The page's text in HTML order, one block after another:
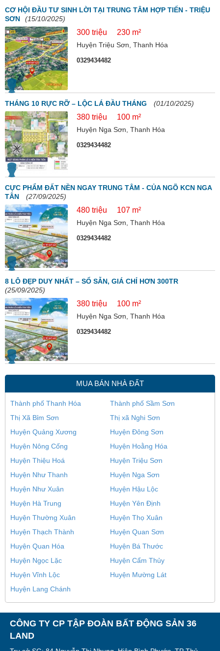
CƠ HỘI ĐẦU TƯ SINH LỜI TẠI TRUNG TÂM HỢP TIẾN - TRIỆU
SƠN
(15/10/2025)
300 triệu 230 m²
Huyện Triệu Sơn, Thanh Hóa
0329434482
THÁNG 10 RỰC RỠ – LỘC LÁ ĐẦU THÁNG (01/10/2025)
380 triệu 100 m²
Huyện Nga Sơn, Thanh Hóa
0329434482
CỰC PHẨM ĐẤT NỀN NGAY TRUNG TÂM - CỦA NGÕ KCN NGA
TÂN
(27/09/2025)
480 triệu 107 m²
Huyện Nga Sơn, Thanh Hóa
0329434482
8 LÔ ĐẸP DUY NHẤT – SỔ SẴN, GIÁ CHỈ HƠN 300TR
(25/09/2025)
380 triệu 100 m²
Huyện Nga Sơn, Thanh Hóa
0329434482
MUA BÁN NHÀ ĐẤT
Thành phố Thanh Hóa
Thành phố Sầm Sơn
Thị Xã Bỉm Sơn
Thị xã Nghi Sơn
Huyện Quảng Xương
Huyện Đông Sơn
Huyện Nông Cống
Huyện Hoằng Hóa
Huyện Thiệu Hoá
Huyện Triệu Sơn
Huyện Như Thanh
Huyện Nga Sơn
Huyện Như Xuân
Huyện Hậu Lộc
Huyện Hà Trung
Huyện Yên Định
Huyện Thường Xuân
Huyện Thọ Xuân
Huyện Thạch Thành
Huyện Quan Sơn
Huyện Quan Hóa
Huyện Bá Thước
Huyện Ngọc Lặc
Huyện Cẩm Thủy
Huyện Vĩnh Lộc
Huyện Mường Lát
Huyện Lang Chánh
CÔNG TY CP TẬP ĐOÀN BẤT ĐỘNG SẢN 36
LAND